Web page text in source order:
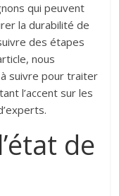
qui peuvent
la durabilité de
des étapes
nous
suivre pour traiter
l’accent sur les
de